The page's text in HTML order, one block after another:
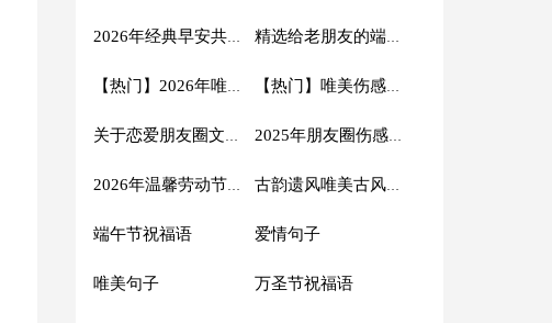
2026年经典早安共勉句子微信合集24条 精选给老朋友的端午节QQ祝福语锦集49句
【热门】2026年唯美情感句子摘录96条 【热门】唯美伤感爱情语录合集39句
关于恋爱朋友圈文案句子大全（通用60句） 2025年朋友圈伤感句子摘录99句
2026年温馨劳动节祝福语短信48条 古韵遗风唯美古风句子
端午节祝福语 爱情句子
唯美句子 万圣节祝福语